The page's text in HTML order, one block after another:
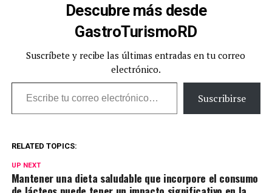
Descubre más desde
GastroTurismoRD
Suscríbete y recibe las últimas entradas en tu correo
electrónico.
Escribe tu correo electrónico…
Suscribirse
RELATED TOPICS:
UP NEXT
Mantener una dieta saludable que incorpore el consumo